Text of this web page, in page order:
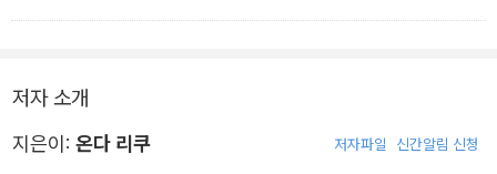
에 밤놀이가 전보다 더 재미있어졌어, 하는 일본 사람을 몇 명 알고 있
저자 소개
지은이: 온다 리쿠 저자파일 신간알림 신청